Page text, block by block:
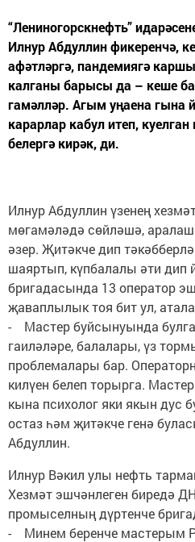
“Лениногорскнефть”
Илнур Абдуллин фикеренчә,
афәтләргә, пандемиягә
калганы барысы да – кеше
гамәлләр. Агым уңаена гына
карарлар кабул итеп,
белергә кирәк, ди.
Илнур Абдуллин үзенең
мөгамәләдә сөйләшә,
әзер. Җитәкче дип
шаяртып, күпбалалы әти дип
бригадасында 13 оператор
җаваплылык тоя бит ул,
- Мастер буйсынуында
гаиләләре, балалары, үз
проблемалары бар.
килүен белеп торырга.
кына психолог яки якын дус
остаз һәм җитәкче генә
Абдуллин.
Илнур Вәкил улы нефть
Хезмәт эшчәнлеген биредә
промыселның дүртенче
- Минем беренче мастерым